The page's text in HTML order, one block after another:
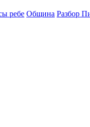
ребе Община Разбор